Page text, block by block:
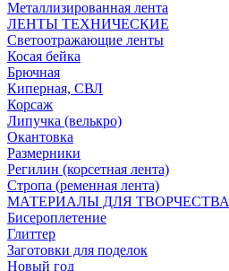
Металлизированная лента
ЛЕНТЫ ТЕХНИЧЕСКИЕ
Светоотражающие ленты
Косая бейка
Брючная
Киперная, СВЛ
Корсаж
Липучка (велькро)
Окантовка
Размерники
Регилин (корсетная лента)
Стропа (ременная лента)
МАТЕРИАЛЫ ДЛЯ ТВОРЧЕСТВА
Бисероплетение
Глиттер
Заготовки для поделок
Новый год